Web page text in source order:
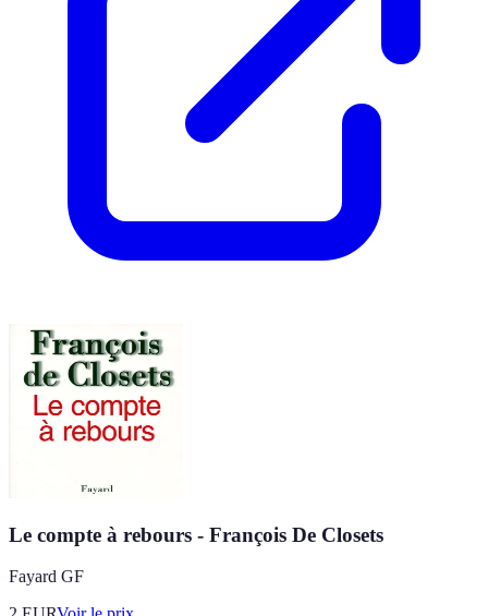
Le compte à rebours - François De Closets
Fayard GF